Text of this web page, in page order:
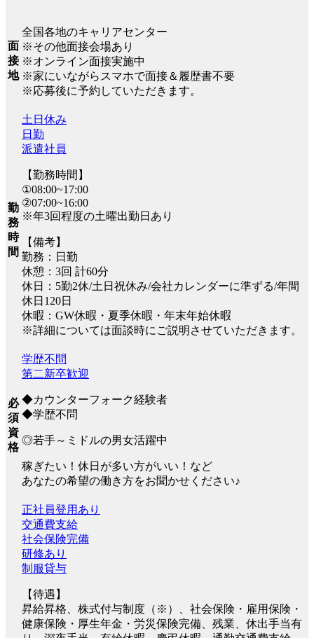
面
接
地
全国各地のキャリアセンター
※その他面接会場あり
※オンライン面接実施中
※家にいながらスマホで面接＆履歴書不要
※応募後に予約していただきます。
勤
務
時
間
土日休み
日勤
派遣社員
【勤務時間】
①08:00~17:00
②07:00~16:00
※年3回程度の土曜出勤日あり
【備考】
勤務：日勤
休憩：3回 計60分
休日：5勤2休/土日祝休み/会社カレンダーに準ずる/年間
休日120日
休暇：GW休暇・夏季休暇・年末年始休暇
※詳細については面談時にご説明させていただきます。
必
須
資
格
学歴不問
第二新卒歓迎
◆カウンターフォーク経験者
◆学歴不問
◎若手～ミドルの男女活躍中
稼ぎたい！休日が多い方がいい！など
あなたの希望の働き方をお聞かせください♪
正社員登用あり
交通費支給
社会保険完備
研修あり
制服貸与
【待遇】
昇給昇格、株式付与制度（※）、社会保険・雇用保険・
健康保険・厚生年金・労災保険完備、残業、休出手当有